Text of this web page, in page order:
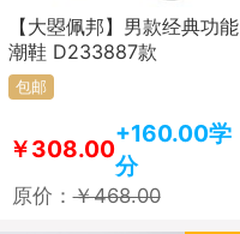
【大曌佩邦】男款经典功能
潮鞋 D233887款
包邮
￥308.00
+160.00学
分
原价：￥468.00